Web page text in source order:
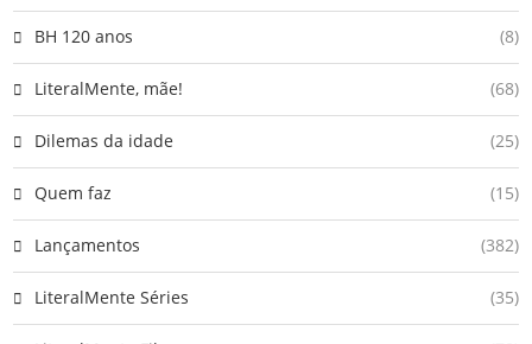
BH 120 anos (8)
LiteralMente, mãe! (68)
Dilemas da idade (25)
Quem faz (15)
Lançamentos (382)
LiteralMente Séries (35)